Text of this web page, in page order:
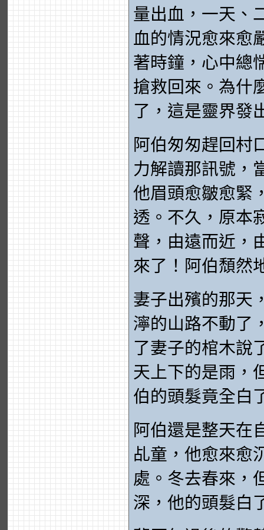
量出血，一天、
血的情況愈來愈
著時鐘，心中總
搶救回來。為什
了，這是靈界發
阿伯匆匆趕回村
力解讀那訊號，
他眉頭愈皺愈緊
透。不久，原本
聲，由遠而近，
來了！阿伯頹然
妻子出殯的那天
濘的山路不動了
了妻子的棺木說
天上下的是雨，
伯的頭髮竟全白
阿伯還是整天在
乩童，他愈來愈
處。冬去春來，
深，他的頭髮白